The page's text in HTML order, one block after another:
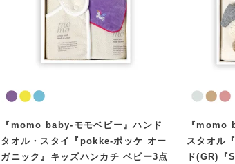
『momo baby-モモベビー』ハンド
タオル・スタイ『pokke-ポッケ オー
ガニック』キッズハンカチ ベビー3点
『momo
スタオル
ド(GR)『